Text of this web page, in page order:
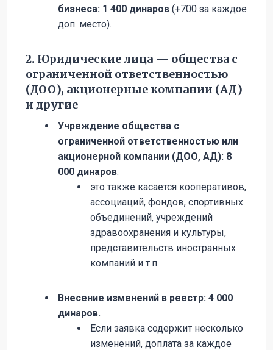
бизнеса: 1 400 динаров (+700 за каждое
доп. место).
2. Юридические лица — общества с
ограниченной ответственностью
(ДОО), акционерные компании (АД)
и другие
Учреждение общества с
ограниченной ответственностью или
акционерной компании (ДОО, АД): 8
000 динаров.
это также касается кооперативов,
ассоциаций, фондов, спортивных
объединений, учреждений
здравоохранения и культуры,
представительств иностранных
компаний и т.п.
Внесение изменений в реестр: 4 000
динаров.
Если заявка содержит несколько
изменений, доплата за каждое